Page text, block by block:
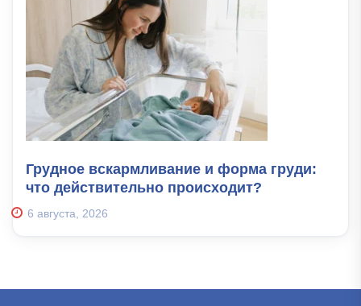
Грудное вскармливание и форма груди:
что действительно происходит?
6 августа, 2026